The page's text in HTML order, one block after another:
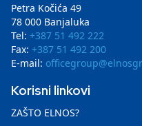
Petra Kočića 49
78 000 Banjaluka
Tel: +387 51 492 222
Fax: +387 51 492 200
E-mail:
Korisni linkovi
ZAŠTO ELNOS?